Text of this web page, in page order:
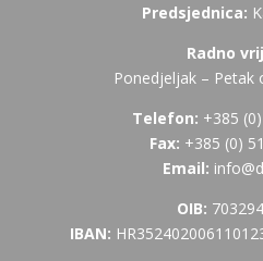
Predsjednica:
Radno
Ponedjeljak – Petak
Telefon: +385 (
Fax: +385 (0)
Email:
OIB:
IBAN: